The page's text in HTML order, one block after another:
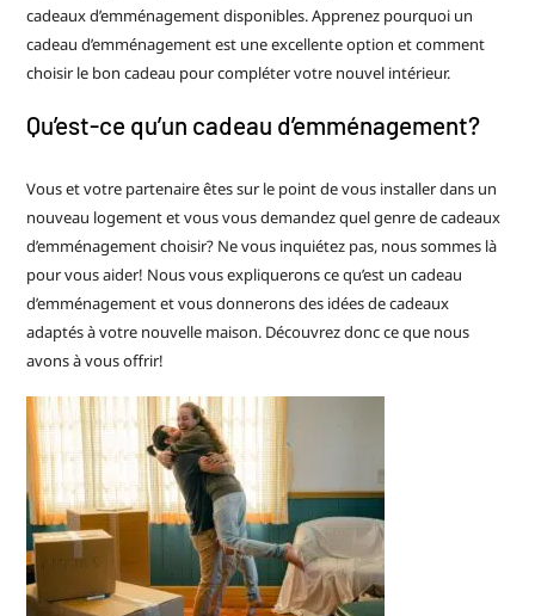
cadeaux d’emménagement disponibles. Apprenez pourquoi un
cadeau d’emménagement est une excellente option et comment
choisir le bon cadeau pour compléter votre nouvel intérieur.
Qu’est-ce qu’un cadeau d’emménagement?
Vous et votre partenaire êtes sur le point de vous installer dans un
nouveau logement et vous vous demandez quel genre de cadeaux
d’emménagement choisir? Ne vous inquiétez pas, nous sommes là
pour vous aider! Nous vous expliquerons ce qu’est un cadeau
d’emménagement et vous donnerons des idées de cadeaux
adaptés à votre nouvelle maison. Découvrez donc ce que nous
avons à vous offrir!